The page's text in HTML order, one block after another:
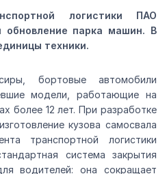
логистики ПАО
парка машин. В
техники.
бортовые автомобили
модели, работающие на
более 12 лет. При разработке
кузова самосвала
транспортной логистики
система закрытия
водителей: она сокращает